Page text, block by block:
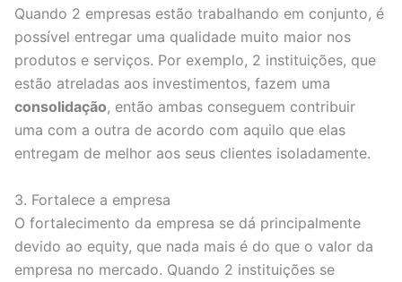
Quando 2 empresas estão trabalhando em conjunto, é
possível entregar uma qualidade muito maior nos
produtos e serviços. Por exemplo, 2 instituições, que
estão atreladas aos investimentos, fazem uma
consolidação, então ambas conseguem contribuir
uma com a outra de acordo com aquilo que elas
entregam de melhor aos seus clientes isoladamente.
3. Fortalece a empresa
O fortalecimento da empresa se dá principalmente
devido ao equity, que nada mais é do que o valor da
empresa no mercado. Quando 2 instituições se